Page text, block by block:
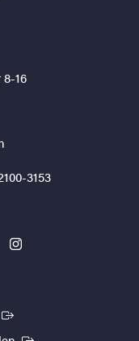
16
3153
instagram
(Extern länk)